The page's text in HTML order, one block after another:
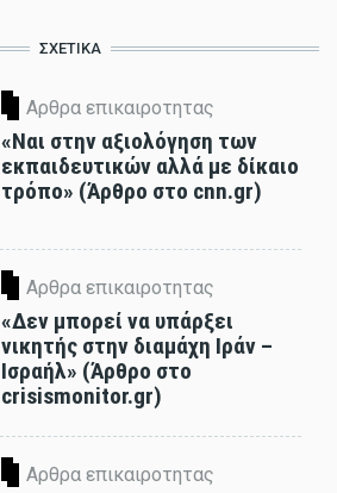
ΣΧΕΤΙΚΑ
Αρθρα επικαιροτητας
«Ναι στην αξιολόγηση των
εκπαιδευτικών αλλά με δίκαιο
τρόπο» (Άρθρο στο cnn.gr)
Αρθρα επικαιροτητας
«Δεν μπορεί να υπάρξει
νικητής στην διαμάχη Ιράν –
Ισραήλ» (Άρθρο στο
crisismonitor.gr)
Αρθρα επικαιροτητας